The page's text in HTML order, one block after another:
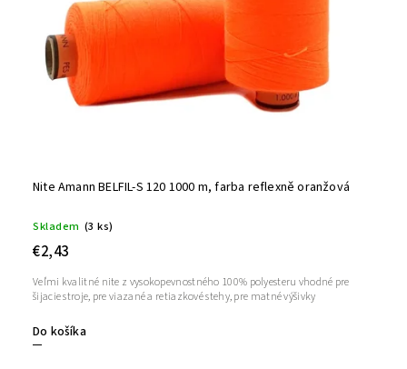
Nite Amann BELFIL-S 120 1000 m, farba reflexně oranžová
Skladem (3 ks)
€2,43
Do košíka
Veľmi kvalitné nite z vysokopevnostného 100% polyesteru vhodné pre
šijacie stroje, pre viazané a retiazkové stehy, pre matné výšivky